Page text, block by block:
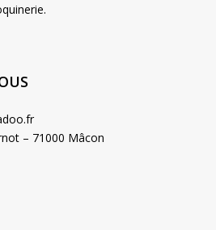
– 71000 Mâcon